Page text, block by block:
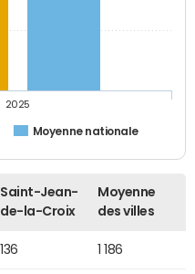
Moyenne nationale
2025
Saint-Jean-
de-la-Croix
Moyenne
des villes
136 1 186